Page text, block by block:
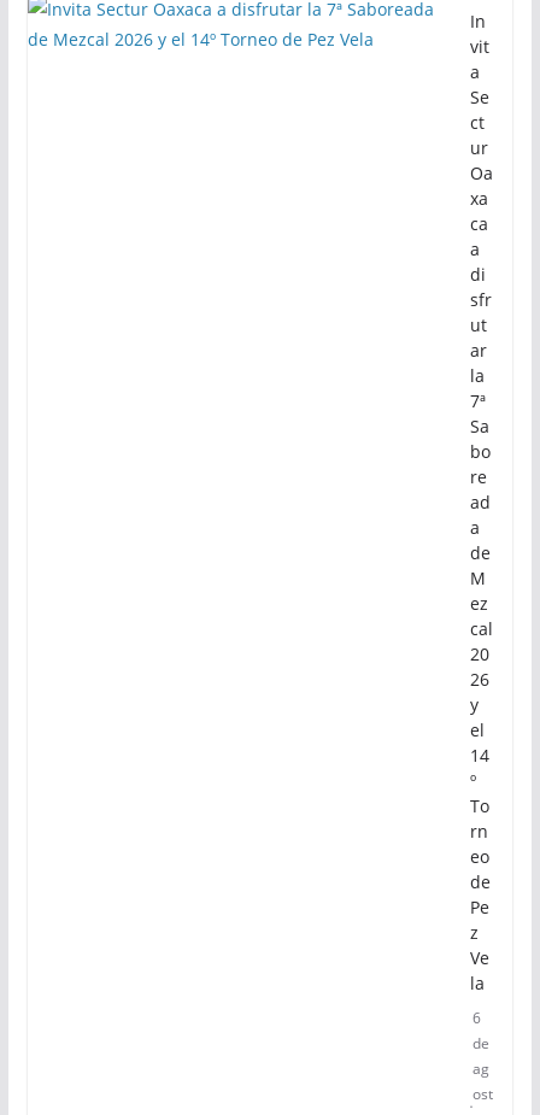
In
vit
a
Se
ct
ur
Oa
xa
ca
a
di
sfr
ut
ar
la
7ª
Sa
bo
re
ad
a
de
M
ez
cal
20
26
y
el
14
º
To
rn
eo
de
Pe
z
Ve
la
6
de
ag
ost